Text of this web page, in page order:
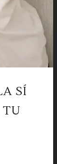
SÍ
TU